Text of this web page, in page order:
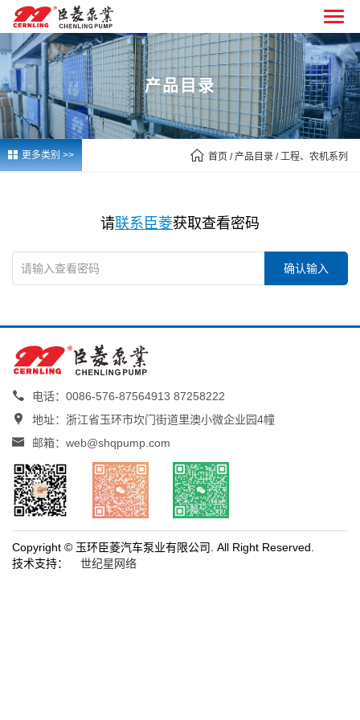
产品目录
 更多类别 >>  首页 / 产品目录 / 工程、农机系列
请联系臣菱获取查看密码
确认输入

电话：0086-576-87564913 87258222

地址：浙江省玉环市坎门街道里澳小微企业园4幢

邮箱：web@shqpump.com
Copyright © 玉环臣菱汽车泵业有限公司. All Right Reserved.
技术支持：
世纪星网络